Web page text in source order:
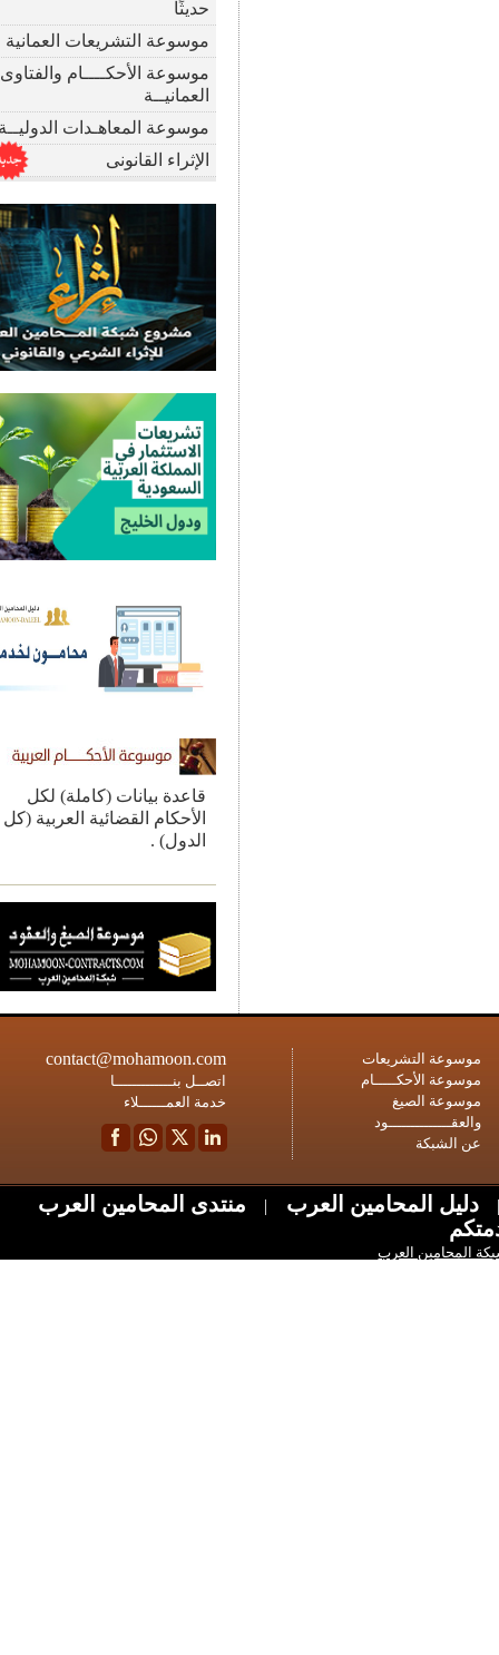
حديثًا
موسوعة التشريعات العمانية
موسوعة الأحكــــام والفتاوى
العمانيــة
موسوعة المعاهـدات الدوليــة
الإثراء القانونى
قاعدة بيانات (كاملة) لكل
الأحكام القضائية العربية (كل
الدول) .
التشريعات
الأحكـــــام
الصيغ
contact@mohamoon.com
اتصــل بنـــــــــــــا
خدمة العمــــــلاء
المحامين العرب |
منتدى المحامين العرب
العرب